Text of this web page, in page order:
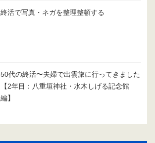
終活で写真・ネガを整理整頓する
50代の終活〜夫婦で出雲旅に行ってきました
【2年目：八重垣神社・水木しげる記念館
編】